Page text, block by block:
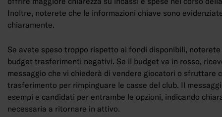
Inoltre, noterete che le informazioni chiave sono
chiaramente.
Se avete speso troppo rispetto ai fondi disponibili, noterete
budget trasferimenti negativi. Se il budget va in rosso,
messaggio che vi chiederà di vendere giocatori o sfruttare
trasferimento per rimpinguare le casse del club. Il
esempi e candidati per entrambe le opzioni, indicando
necessaria a ritornare in attivo.